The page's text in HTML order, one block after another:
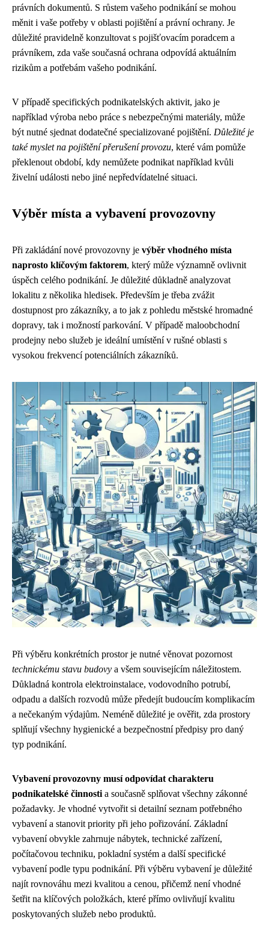
právních dokumentů. S růstem vašeho podnikání se mohou
měnit i vaše potřeby v oblasti pojištění a právní ochrany. Je
důležité pravidelně konzultovat s pojišťovacím poradcem a
právníkem, zda vaše současná ochrana odpovídá aktuálním
rizikům a potřebám vašeho podnikání.
V případě specifických podnikatelských aktivit, jako je
například výroba nebo práce s nebezpečnými materiály, může
být nutné sjednat dodatečné specializované pojištění. Důležité je
také myslet na pojištění přerušení provozu, které vám pomůže
překlenout období, kdy nemůžete podnikat například kvůli
živelní události nebo jiné nepředvídatelné situaci.
Výběr místa a vybavení provozovny
Při zakládání nové provozovny je výběr vhodného místa
naprosto klíčovým faktorem, který může významně ovlivnit
úspěch celého podnikání. Je důležité důkladně analyzovat
lokalitu z několika hledisek. Především je třeba zvážit
dostupnost pro zákazníky, a to jak z pohledu městské hromadné
dopravy, tak i možností parkování. V případě maloobchodní
prodejny nebo služeb je ideální umístění v rušné oblasti s
vysokou frekvencí potenciálních zákazníků.
Při výběru konkrétních prostor je nutné věnovat pozornost
technickému stavu budovy a všem souvisejícím náležitostem.
Důkladná kontrola elektroinstalace, vodovodního potrubí,
odpadu a dalších rozvodů může předejít budoucím komplikacím
a nečekaným výdajům. Neméně důležité je ověřit, zda prostory
splňují všechny hygienické a bezpečnostní předpisy pro daný
typ podnikání.
Vybavení provozovny musí odpovídat charakteru
podnikatelské činnosti a současně splňovat všechny zákonné
požadavky. Je vhodné vytvořit si detailní seznam potřebného
vybavení a stanovit priority při jeho pořizování. Základní
vybavení obvykle zahrnuje nábytek, technické zařízení,
počítačovou techniku, pokladní systém a další specifické
vybavení podle typu podnikání. Při výběru vybavení je důležité
najít rovnováhu mezi kvalitou a cenou, přičemž není vhodné
šetřit na klíčových položkách, které přímo ovlivňují kvalitu
poskytovaných služeb nebo produktů.